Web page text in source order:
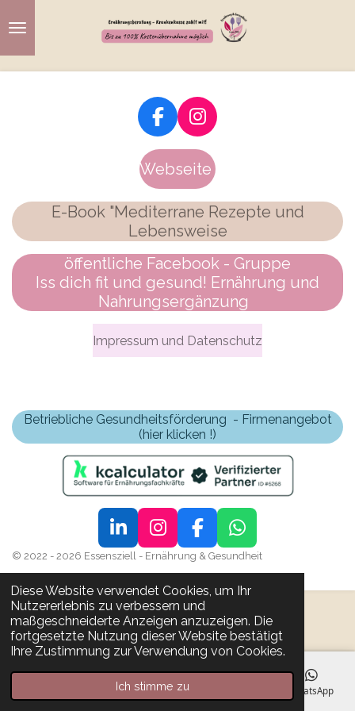
Diese Website verwendet Cookies, um Ihr
Nutzererlebnis zu verbessern und
maßgeschneiderte Anzeigen anzuzeigen. Die
fortgesetzte Nutzung dieser Website bestätigt
Ihre Zustimmung zur Verwendung von Cookies.
Ich stimme zu
F
c
b
o
o
k
I
s
a
g
r
a
m
Webseite
E-Book "Mediterrane Rezepte und
Lebensweise
öffentliche Facebook - Gruppe
Iss dich fit und gesund! Ernährung und
Nahrungsergänzung
Impressum und Datenschutz
Betriebliche Gesundheitsförderung - Firmenangebot
(hier klicken !)
L
i
n
k
e
d
I
n
I
n
s
t
a
g
r
a
m
F
a
c
e
b
o
o
k
W
h
a
t
A
p
p
© 2022 - 2026 Essensziell - Ernährung & Gesundheit
Telefon Karte WhatsApp